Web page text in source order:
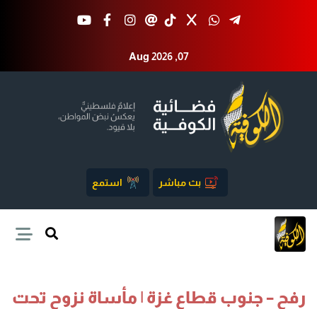
Aug 2026 ,07
بث مباشر استمع
رفح – جنوب قطاع غزة | مأساة نزوح تحت